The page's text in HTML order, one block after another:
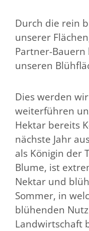
Durch die rein
unserer
Partner-
unseren
Dies werden
weiterführen
Hektar bereits
nächste Jahr
als Königin der
Blume, ist
Nektar und
Sommer, in
blühenden
Landwirtschaft